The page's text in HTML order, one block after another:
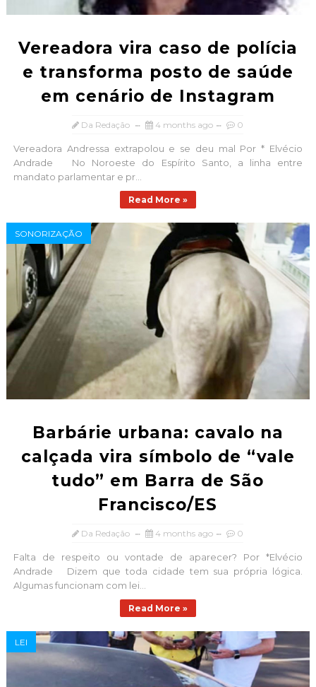
Vereadora vira caso de polícia
e transforma posto de saúde
em cenário de Instagram
Da Redação 4 months ago 0
Vereadora Andressa extrapolou e se deu mal Por * Elvécio
Andrade No Noroeste do Espírito Santo, a linha entre
mandato parlamentar e pr...
Read More »
SONORIZAÇÃO
Barbárie urbana: cavalo na
calçada vira símbolo de “vale
tudo” em Barra de São
Francisco/ES
Da Redação 4 months ago 0
Falta de respeito ou vontade de aparecer? Por *Elvécio
Andrade Dizem que toda cidade tem sua própria lógica.
Algumas funcionam com lei...
Read More »
LEI